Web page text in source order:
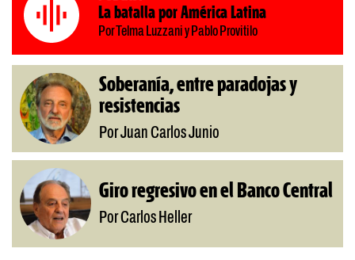
La batalla por América Latina
Por Telma Luzzani y Pablo Provitilo
Soberanía, entre paradojas y
resistencias
Por Juan Carlos Junio
Giro regresivo en el Banco Central
Por Carlos Heller